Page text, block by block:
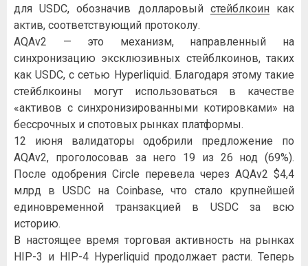
для USDC, обозначив долларовый стейблкоинкак
актив, соответствующий протоколу.
AQAv2 — это механизм, направленный на
синхронизацию эксклюзивных стейблкоинов, таких
как USDC, с сетью Hyperliquid. Благодаря этому такие
стейблкоины могут использоваться в качестве
«активов с синхронизированными котировками» на
бессрочных и спотовых рынках платформы.
12 июня валидаторы одобрили предложение по
AQAv2, проголосовав за него 19 из 26 нод (69%).
После одобрения Circle перевела через AQAv2 $4,4
млрд в USDC на Coinbase, что стало крупнейшей
единовременной транзакцией в USDC за всю
историю.
В настоящее время торговая активность на рынках
HIP-3 и HIP-4 Hyperliquid продолжает расти. Теперь